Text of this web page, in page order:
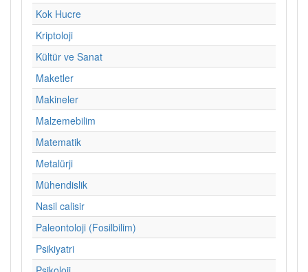
Kok Hucre
Kriptoloji
Kültür ve Sanat
Maketler
Makineler
Malzemebilim
Matematik
Metalürji
Mühendislik
Nasil calisir
Paleontoloji (Fosilbilim)
Psikiyatri